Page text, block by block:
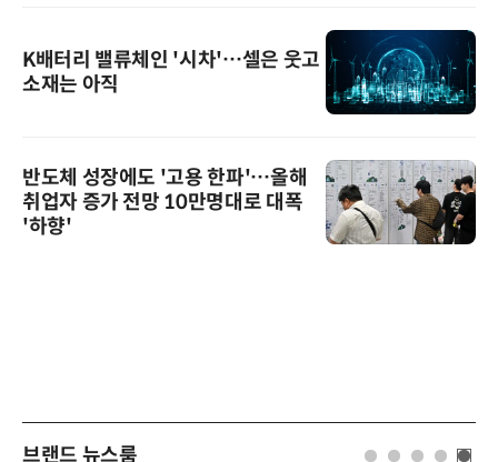
K배터리 밸류체인 '시차'…셀은 웃고
소재는 아직
반도체 성장에도 '고용 한파'…올해
취업자 증가 전망 10만명대로 대폭
'하향'
브랜드 뉴스룸